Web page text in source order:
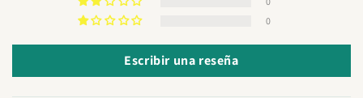
0
Escribir una reseña